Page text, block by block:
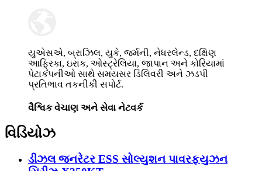
યુએસએ, બ્રાઝિલ, યુકે, જર્મની, નેધરલેન્ડ, દક્ષિણ
આફ્રિકા, ઇરાક, ઓસ્ટ્રેલિયા, જાપાન અને કોરિયામાં
પેટાકંપનીઓ સાથે સમયસર ડિલિવરી અને ઝડપી
પ્રતિભાવ તકનીકી સપોર્ટ.
વૈશ્વિક વેચાણ અને સેવા નેટવર્ક
વિડિયોઝ
ડીઝલ જનરેટર ESS સોલ્યુશન પાવરફ્યુઝન